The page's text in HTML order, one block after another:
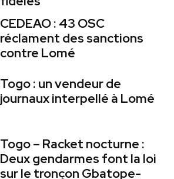
CEDEAO : 43 OSC
réclament des sanctions
contre Lomé
Togo : un vendeur de
journaux interpellé à Lomé
Togo – Racket nocturne :
Deux gendarmes font la loi
sur le tronçon Gbatope-